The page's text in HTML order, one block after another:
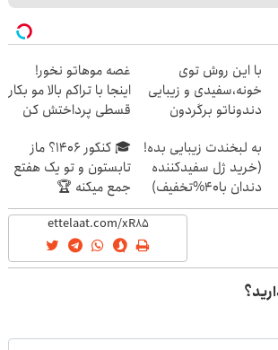
با این روش توی
خونه،سفیدی و زیبایی
دندوناتو برگردون
غصه موهاتو نخور!
اینجا با تراکم بالا مو بکار
قسطی پرداختش کن
به لبخندت زیبایی بده!
(خرید ژل سفیدکننده
دندان با40%تخفیف)
🎓 کنکور ۱۴۰6؟ ماز
تابستون و تو یک هفتع
جمع میکنه 🏆